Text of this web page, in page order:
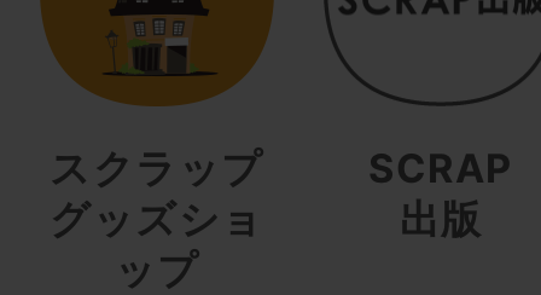
スクラップ
グッズショ
ップ
SCRAP
出版